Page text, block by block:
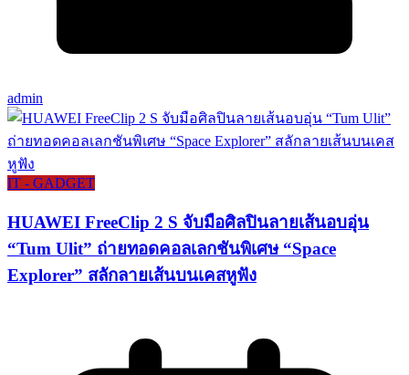
admin
IT - GADGET
HUAWEI FreeClip 2 S จับมือศิลปินลายเส้นอบอุ่น
“Tum Ulit” ถ่ายทอดคอลเลกชันพิเศษ “Space
Explorer” สลักลายเส้นบนเคสหูฟัง